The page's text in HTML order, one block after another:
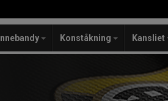
Innebandy Konståkning Kansliet